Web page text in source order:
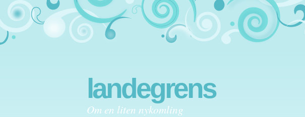
landegrens
Om en liten nykomling